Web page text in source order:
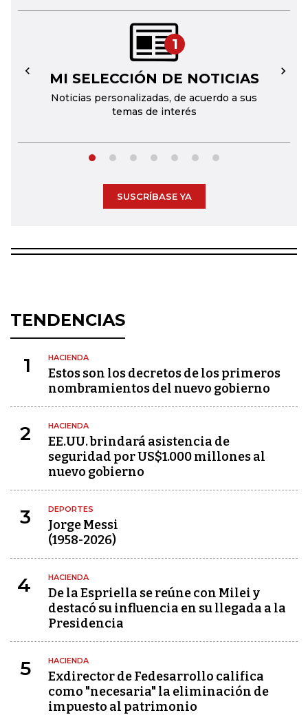
1
MI SELECCIÓN DE NOTICIAS
Noticias personalizadas, de acuerdo a sus
temas de interés
← →
SUSCRÍBASE YA
TENDENCIAS
1 HACIENDA
Estos son los decretos de los primeros
nombramientos del nuevo gobierno
2 HACIENDA
EE.UU. brindará asistencia de
seguridad por US$1.000 millones al
nuevo gobierno
3 DEPORTES
Jorge Messi
(1958-2026)
4 HACIENDA
De la Espriella se reúne con Milei y
destacó su influencia en su llegada a la
Presidencia
5 HACIENDA
Exdirector de Fedesarrollo califica
como "necesaria" la eliminación de
impuesto al patrimonio